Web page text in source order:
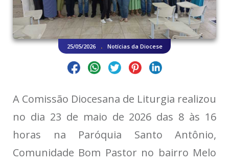
25/05/2026 . Notícias da Diocese
A Comissão Diocesana de Liturgia realizou
no dia 23 de maio de 2026 das 8 às 16
horas na Paróquia Santo Antônio,
Comunidade Bom Pastor no bairro Melo